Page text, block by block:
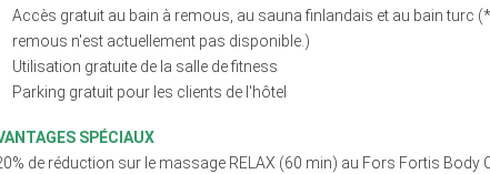
Accès gratuit au bain à remous, au sauna finlandais et au bain turc
remous n'est actuellement pas disponible.)
Utilisation gratuite de la salle de fitness
Parking gratuit pour les clients de l'hôtel
SPÉCIAUX
de réduction sur le massage RELAX (60 min) au Fors Fortis Body